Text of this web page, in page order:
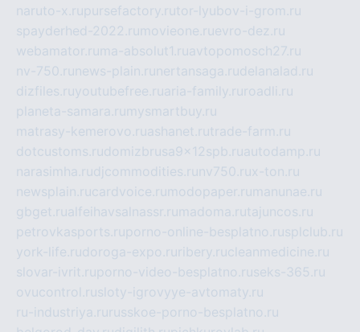
naruto-x.rupursefactory.rutor-lyubov-i-grom.ru
spayderhed-2022.ru movieone.ruevro-dez.ru
webamator.ru ma-absolut1.ruavtopomosch27.ru
nv-750.ru news-plain.ru nertansaga.rudelanalad.ru
dizfiles.ruyoutubefree.ruaria-family.ru roadli.ru
planeta-samara.ru mysmartbuy.ru
matrasy-kemerovo.ruashanet.rutrade-farm.ru
dotcustoms.rudomizbrusa9x12spb.ruautodamp.ru
narasimha.rudjcommodities.ru nv750.rux-ton.ru
newsplain.rucardvoice.ru modopaper.ru manunae.ru
gbget.rualfeihavsalnassr.ru madoma.rutajuncos.ru
petrovkasports.ruporno-online-besplatno.rusplclub.ru
york-life.rudoroga-expo.ru ribery.rucleanmedicine.ru
slovar-ivrit.ruporno-video-besplatno.ruseks-365.ru
ovucontrol.rusloty-igrovyye-avtomaty.ru
ru-industriya.ru russkoe-porno-besplatno.ru